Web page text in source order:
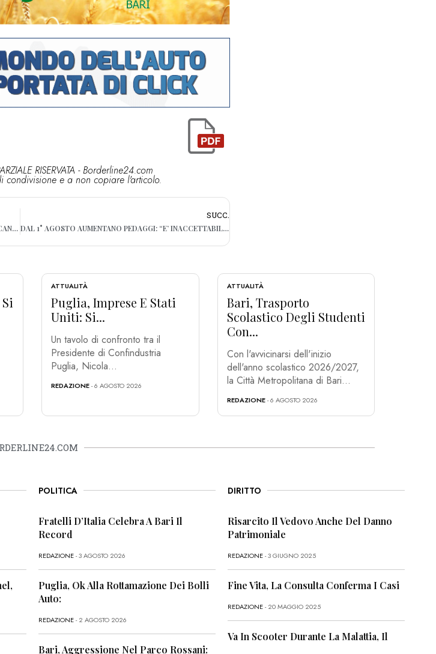
RISERVATA - Borderline24.com
condivisione e a non copiare l'articolo.
ESTATE: 43,2% DEGLI ITALIANI SI CONCEDERÀ UNA VACANZA, MA LOW COST
SUCC.
DAL 1° AGOSTO AUMENTANO PEDAGGI: “E’ INACCETTABILE”
ATTUALITÀ
Puglia, Imprese E Stati
Uniti: Si...
Un tavolo di confronto tra il
Presidente di Confindustria
Puglia, Nicola...
REDAZIONE- 6 AGOSTO 2026
ATTUALITÀ
Bari, Trasporto
Scolastico Degli Studenti
Con...
Con l'avvicinarsi dell'inizio
dell'anno scolastico 2026/2027,
la Città Metropolitana di Bari...
REDAZIONE- 6 AGOSTO 2026
POLITICA
Fratelli D’Italia Celebra A Bari Il
Record
REDAZIONE- 3 AGOSTO 2026
Puglia, Ok Alla Rottamazione Dei Bolli
Auto:
REDAZIONE- 2 AGOSTO 2026
Bari, Aggressione Nel Parco Rossani:
DIRITTO
Risarcito Il Vedovo Anche Del Danno
Patrimoniale
REDAZIONE- 3 GIUGNO 2025
Fine Vita, La Consulta Conferma I Casi
REDAZIONE- 20 MAGGIO 2025
Va In Scooter Durante La Malattia, Il